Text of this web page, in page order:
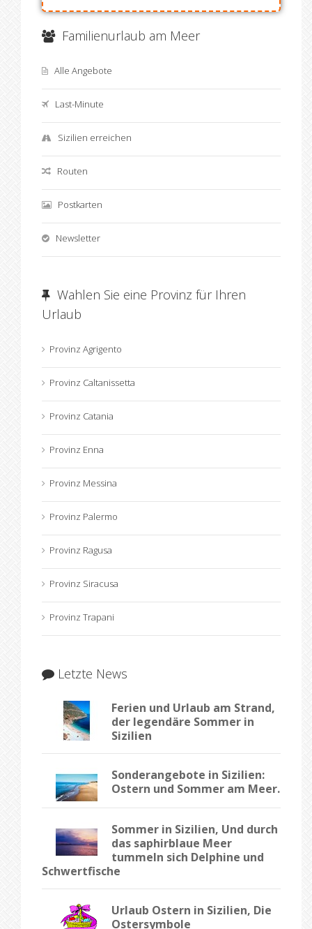
Familienurlaub am Meer
Alle Angebote
Last-Minute
Sizilien erreichen
Routen
Postkarten
Newsletter
Wahlen Sie eine Provinz für Ihren
Urlaub
Provinz Agrigento
Provinz Caltanissetta
Provinz Catania
Provinz Enna
Provinz Messina
Provinz Palermo
Provinz Ragusa
Provinz Siracusa
Provinz Trapani
Letzte News
Ferien und Urlaub am Strand,
der legendäre Sommer in
Sizilien
Sonderangebote in Sizilien:
Ostern und Sommer am Meer.
Sommer in Sizilien, Und durch
das saphirblaue Meer
tummeln sich Delphine und
Schwertfische
Urlaub Ostern in Sizilien, Die
Ostersymbole